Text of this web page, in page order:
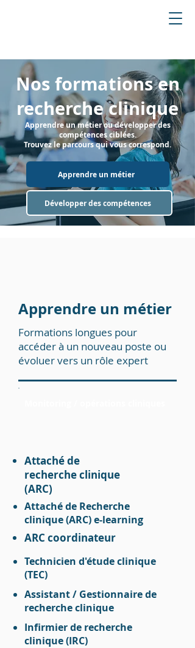
Nos formations en
recherche clinique
Apprendre un métier ou développer des
compétences ciblées.
Trouvez le parcours qui vous correspond.
Apprendre un métier
Développer des compétences
Apprendre un métier
Formations longues pour
accéder à un nouveau poste ou
évoluer vers un rôle expert
Attaché de
recherche clinique
(ARC)
Attaché de Recherche
clinique (ARC) e-learning
ARC coordinateur
Technicien d'étude clinique
(TEC)
Assistant / Gestionnaire de
recherche clinique
Infirmier de recherche
clinique (IRC)